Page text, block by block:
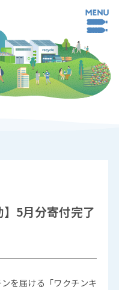
】5月分寄付完了
を届ける「ワクチンキ